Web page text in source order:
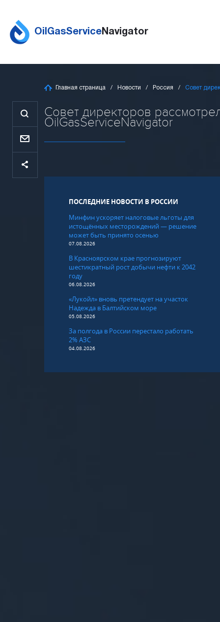
OilGasServiceNavigator
Главная страница Новости Россия Совет
Совет директоров
OilGasServiceNavigator
ПОСЛЕДНИЕ НОВОСТИ В РОССИИ
Минфин ускоряет налоговые льготы для
истощённых месторождений — решение
может быть принято осенью
07.08.2026
В Красноярском крае прогнозируют
шестикратный рост добычи нефти к 2042
году
06.08.2026
«Лукойл» вновь претендует на участок
Надежда в Балтийском море
05.08.2026
За полгода в России перестало работать
2% АЗС
04.08.2026